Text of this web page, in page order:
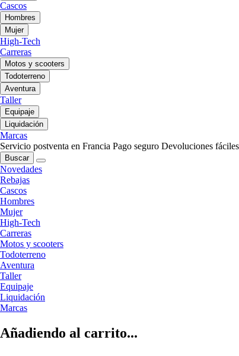
Cascos
Hombres
Mujer
High-Tech
Carreras
Motos y scooters
Todoterreno
Aventura
Taller
Equipaje
Liquidación
Marcas
Servicio postventa en Francia Pago seguro Devoluciones fáciles
Buscar
Novedades
Rebajas
Cascos
Hombres
Mujer
High-Tech
Carreras
Motos y scooters
Todoterreno
Aventura
Taller
Equipaje
Liquidación
Marcas
Añadiendo al carrito...